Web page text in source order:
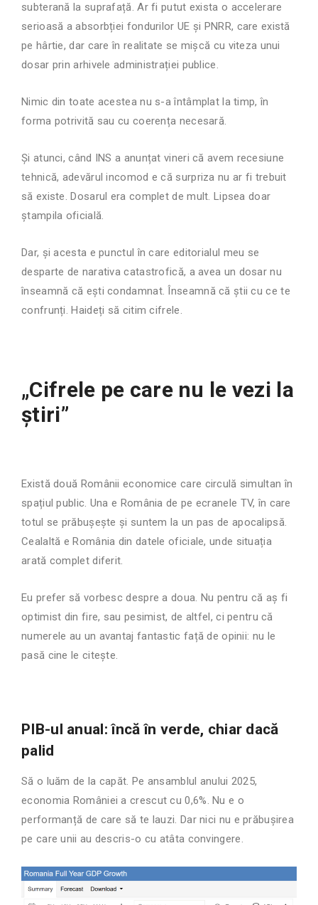
subterană la suprafață. Ar fi putut exista o accelerare
serioasă a absorbției fondurilor UE și PNRR, care există
pe hârtie, dar care în realitate se mișcă cu viteza unui
dosar prin arhivele administrației publice.
Nimic din toate acestea nu s-a întâmplat la timp, în
forma potrivită sau cu coerența necesară.
Și atunci, când INS a anunțat vineri că avem recesiune
tehnică, adevărul incomod e că surpriza nu ar fi trebuit
să existe. Dosarul era complet de mult. Lipsea doar
ștampila oficială.
Dar, și acesta e punctul în care editorialul meu se
desparte de narativa catastrofică, a avea un dosar nu
înseamnă că ești condamnat. Înseamnă că știi cu ce te
confrunți. Haideți să citim cifrele.
„Cifrele pe care nu le vezi la
știri”
Există două Românii economice care circulă simultan în
spațiul public. Una e România de pe ecranele TV, în care
totul se prăbușește și suntem la un pas de apocalipsă.
Cealaltă e România din datele oficiale, unde situația
arată complet diferit.
Eu prefer să vorbesc despre a doua. Nu pentru că aș fi
optimist din fire, sau pesimist, de altfel, ci pentru că
numerele au un avantaj fantastic față de opinii: nu le
pasă cine le citește.
PIB-ul anual: încă în verde, chiar dacă
palid
Să o luăm de la capăt. Pe ansamblul anului 2025,
economia României a crescut cu 0,6%. Nu e o
performanță de care să te lauzi. Dar nici nu e prăbușirea
pe care unii au descris-o cu atâta convingere.